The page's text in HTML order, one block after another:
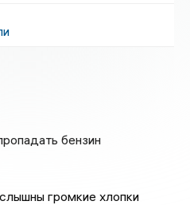
бензин
громкие хлопки